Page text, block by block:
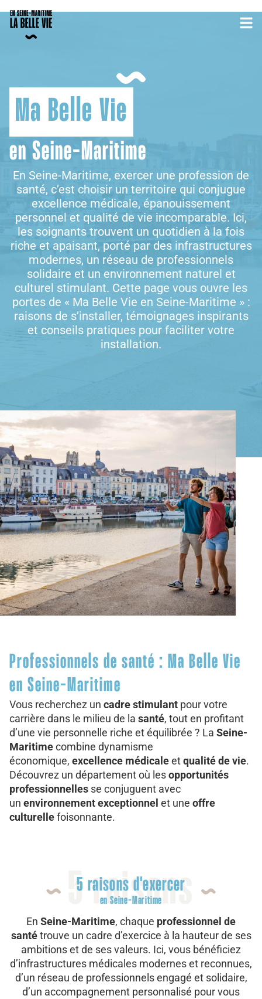
Ma Belle Vie
en Seine-Maritime
En Seine-Maritime, exercer une profession de
santé, c’est choisir un territoire qui conjugue
excellence médicale, épanouissement
personnel et qualité de vie incomparable. Ici,
les soignants trouvent un quotidien à la fois
riche et apaisant, porté par des infrastructures
modernes, un réseau de professionnels
solidaire et un environnement naturel et
culturel stimulant. Cette page vous ouvre les
portes de « Ma Belle Vie en Seine-Maritime » :
raisons de s’installer, témoignages inspirants
et conseils pratiques pour faciliter votre
installation.
Professionnels de santé : Ma Belle Vie
en Seine-Maritime
Vous recherchez un cadre stimulant pour votre
carrière dans le milieu de la santé, tout en profitant
d’une vie personnelle riche et équilibrée ? La Seine-
Maritimecombine dynamisme
économique, excellence médicaleetqualité de vie.
Découvrez un département où lesopportunités
professionnelles se conjuguent avec
un environnement exceptionnel et une offre
culturellefoisonnante.
5 raisons d'exercer
en Seine-Maritime
5 raisons
En Seine-Maritime, chaque professionnel de
santétrouve un cadre d’exercice à la hauteur de ses
ambitions et de ses valeurs. Ici, vous bénéficiez
d’infrastructures médicales modernes et reconnues,
d’un réseau de professionnels engagé et solidaire,
d’un accompagnement personnalisé pour vous